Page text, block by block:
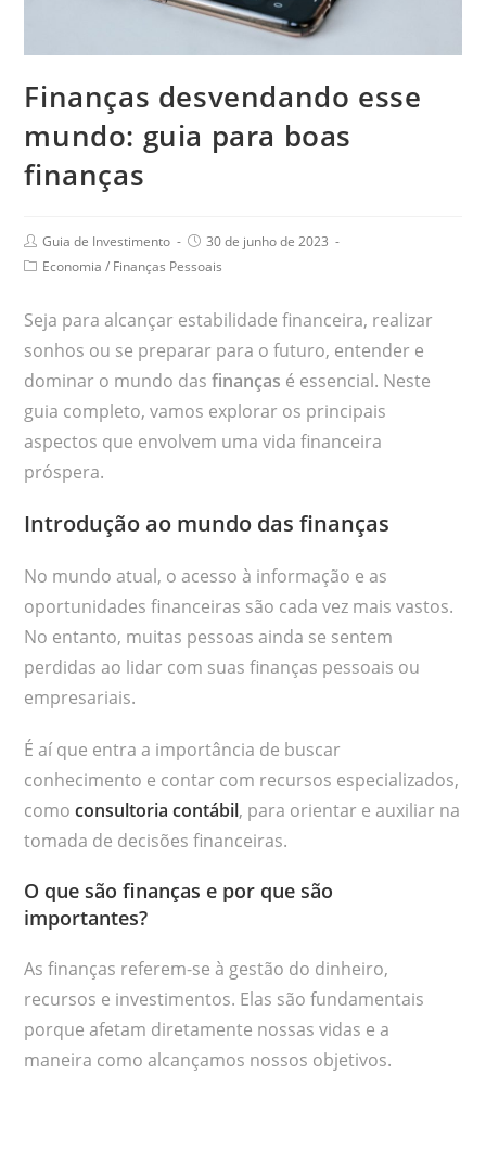
Finanças desvendando esse
mundo: guia para boas
finanças
Guia de Investimento
30 de junho de 2023
Economia / Finanças Pessoais
Seja para alcançar estabilidade financeira, realizar
sonhos ou se preparar para o futuro, entender e
dominar o mundo dasfinanças é essencial. Neste
guia completo, vamos explorar os principais
aspectos que envolvem uma vida financeira
próspera.
Introdução ao mundo das finanças
No mundo atual, o acesso à informação e as
oportunidades financeiras são cada vez mais vastos.
No entanto, muitas pessoas ainda se sentem
perdidas ao lidar com suas finanças pessoais ou
empresariais.
É aí que entra a importância de buscar
conhecimento e contar com recursos especializados,
comoconsultoria contábil, para orientar e auxiliar na
tomada de decisões financeiras.
O que são finanças e por que são
importantes?
As finanças referem-se à gestão do dinheiro,
recursos e investimentos. Elas são fundamentais
porque afetam diretamente nossas vidas e a
maneira como alcançamos nossos objetivos.